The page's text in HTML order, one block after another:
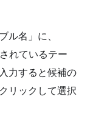
ル名」に、
れているテー
力すると候補の
リックして選択